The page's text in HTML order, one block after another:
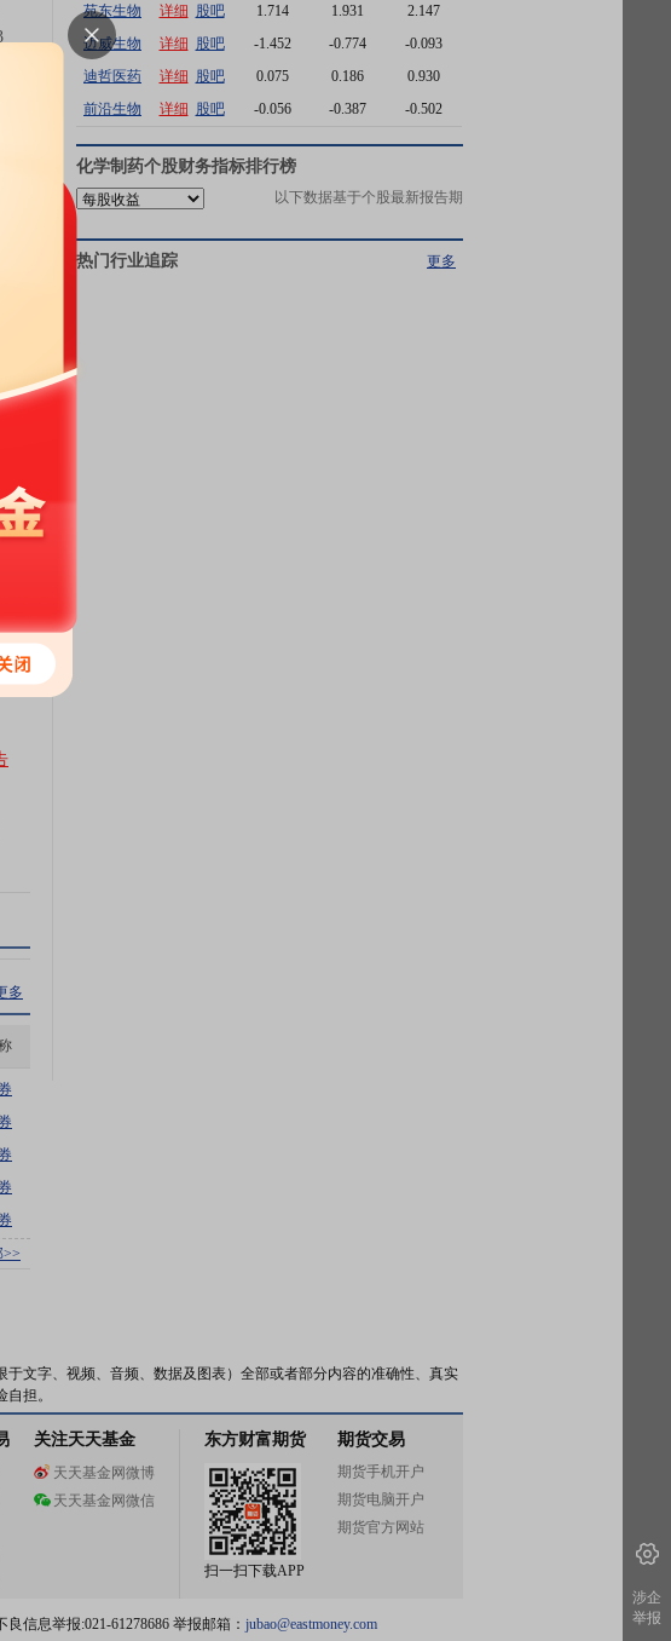
多
>>
苑东生物
详细 股吧 1.714 1.931
2.147
迈威生物
详细 股吧 -1.452 -0.774
-0.093
迪哲医药
详细 股吧 0.075 0.186
0.930
前沿生物
详细 股吧 -0.056 -0.387 -0.502
化学制药个股财务指标排行榜
以下数据基于个股最新报告期
热门行业追踪 更多
文字、视频、音频、数据及图表）全部或者部分内容的准确性、真实
担。
关注天天基金
天天基金网微博
天天基金网微信
东方财富期货
扫一扫下载APP
期货交易
期货手机开户
期货电脑开户
期货官方网站
信息举报:021-61278686 举报邮箱： jubao@eastmoney.com
涉企
举报